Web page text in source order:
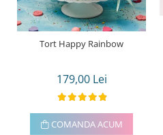
Tort Happy Rainbow
179,00 Lei
COMANDA ACUM